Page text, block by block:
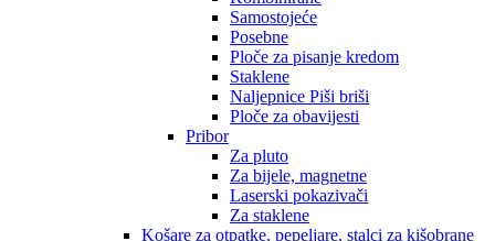
Samostojeće
Posebne
Ploče za pisanje kredom
Staklene
Naljepnice Piši briši
Ploče za obavijesti
Pribor
Za pluto
Za bijele, magnetne
Laserski pokazivači
Za staklene
Košare za otpatke, pepeljare, stalci za kišobrane